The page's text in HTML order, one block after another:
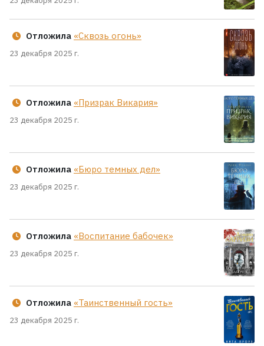
Отложила «Сквозь огонь»
23 декабря 2025 г.
Отложила «Призрак Викария»
23 декабря 2025 г.
Отложила «Бюро темных дел»
23 декабря 2025 г.
Отложила «Воспитание бабочек»
23 декабря 2025 г.
Отложила «Таинственный гость»
23 декабря 2025 г.